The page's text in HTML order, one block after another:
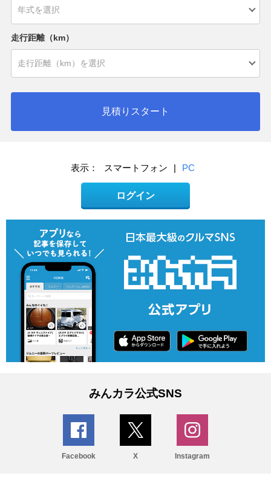
走行距離（km）
見積りスタート
表示： スマートフォン | PC
ログイン
みんカラ公式SNS
Facebook X Instagram